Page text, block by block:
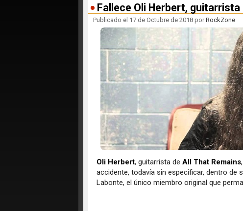
Fallece Oli Herbert, guitarrista
Publicado el 17 de Octubre de 2018 porRockZone
Oli Herbert, guitarrista de All That Remains
accidente, todavía sin especificar, dentro de
Labonte, el único miembro original que